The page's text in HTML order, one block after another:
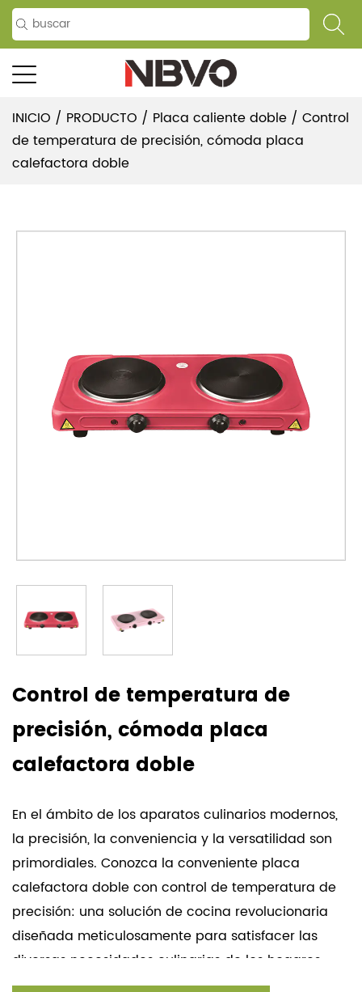
INICIO / PRODUCTO / Placa caliente doble / Control
de temperatura de precisión, cómoda placa
calefactora doble
Control de temperatura de
precisión, cómoda placa
calefactora doble
En el ámbito de los aparatos culinarios modernos,
la precisión, la conveniencia y la versatilidad son
primordiales. Conozca la conveniente placa
calefactora doble con control de temperatura de
precisión: una solución de cocina revolucionaria
diseñada meticulosamente para satisfacer las
diversas necesidades culinarias de los hogares
actuales. En esta introducción integral del